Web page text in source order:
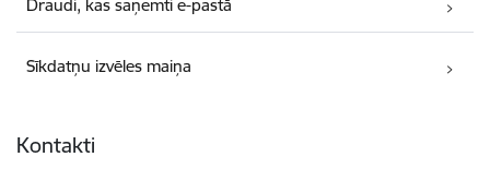
Draudi, kas saņemti e-pastā
Sīkdatņu izvēles maiņa
Kontakti